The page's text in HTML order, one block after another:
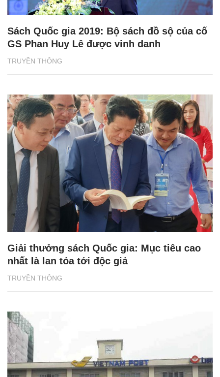
TRUYỀN THÔNG
Sách Quốc gia 2019: Bộ sách đồ sộ của cố
GS Phan Huy Lê được vinh danh
TRUYỀN THÔNG
Giải thưởng sách Quốc gia: Mục tiêu cao
nhất là lan tỏa tới độc giả